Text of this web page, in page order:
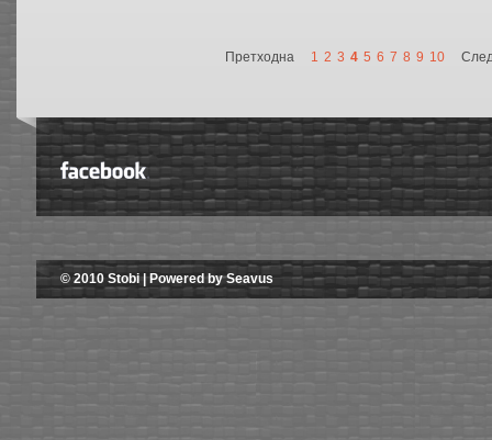
Претходна 1 2 3 4 5 6 7 8 9 10
© 2010 Stobi | Powered by Seavus